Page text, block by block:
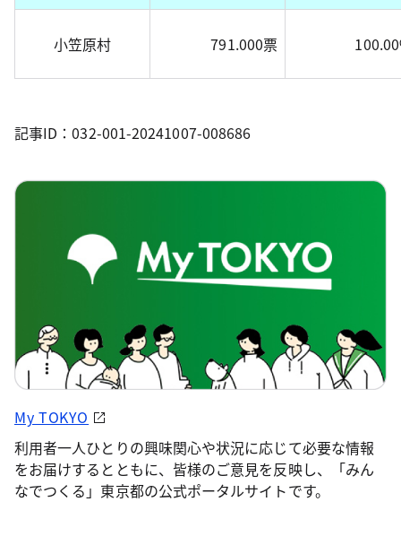
小笠原村 791.000票
記事ID：032-001-20241007-008686
My TOKYO
利用者一人ひとりの興味関心や状況に応じて必要な情報
をお届けするとともに、皆様のご意見を反映し、「みん
なでつくる」東京都の公式ポータルサイトです。